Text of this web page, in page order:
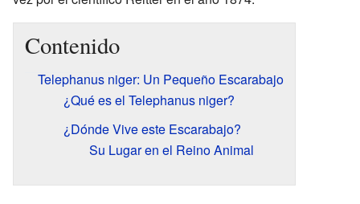
Contenido
Telephanus niger: Un Pequeño Escarabajo
¿Qué es el Telephanus niger?
¿Dónde Vive este Escarabajo?
Su Lugar en el Reino Animal